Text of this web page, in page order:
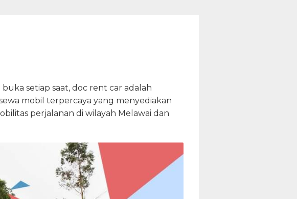
setiap saat, doc rent car adalah
mobil terpercaya yang menyediakan
perjalanan di wilayah Melawai dan